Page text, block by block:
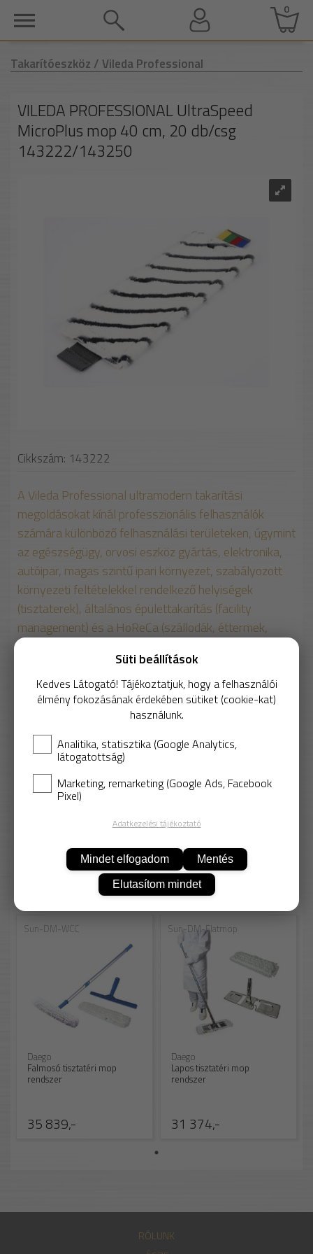
0
Takarítóeszköz / Vileda Professional
VILEDA PROFESSIONAL UltraSpeed
MicroPlus mop 40 cm, 20 db/csg
143222/143250
Cikkszám: 143222
A Vileda Professional ultramodern takarítási
megoldásokat kínál professzionális felhasználók
számára különböző felhasználási területeken, úgymint
az egészségügy, orvosi eszköz gyártás, elektronika,
autóipar, magas szintű ipari környezet, szabályozott
környezeti feltételekkel rendelkező helyiségek
(tisztaterek), általános épülettakarítás (facility
management) és a HoReCa (szállodák, éttermek,
kávéházak).
Ajánlott kiegészítők
CE UltraSpeed ​​Pro™ felmosó rendszer 157775
248 238 Ft
5 459 Ft
Nettó: 4 298 Ft
KOSÁRBA
Ajánlott termékek
Sun-DM-WCC
35 839,-
Daego
Falmosó tisztatéri mop
rendszer
Sun-DM-Flatmop
31 374,-
Daego
Lapos tisztatéri mop
rendszer
RÓLUNK
Süti beállítások
Kedves Látogató! Tájékoztatjuk, hogy a felhasználói
élmény fokozásának érdekében sütiket (cookie-kat)
használunk.
Analitika, statisztika (Google Analytics,
látogatottság)
Marketing, remarketing (Google Ads, Facebook
Pixel)
Adatkezelési tájékoztató
Mindet elfogadom Mentés
Elutasítom mindet